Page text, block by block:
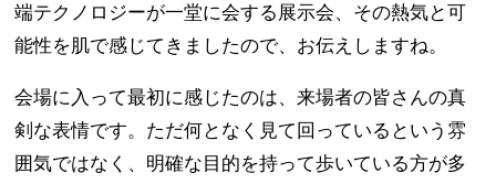
端テクノロジーが一堂に会する展示会、その熱気と可
能性を肌で感じてきましたので、お伝えしますね。
会場に入って最初に感じたのは、来場者の皆さんの真
剣な表情です。ただ何となく見て回っているという雰
囲気ではなく、明確な目的を持って歩いている方が多